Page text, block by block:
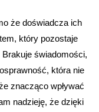
że doświadcza ich
który pozostaje
świadomości,
która nie
znacząco wpływać
nadzieję, że dzięki